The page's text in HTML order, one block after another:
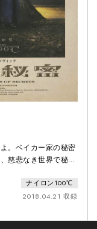
。ベイカー家の秘密
慈悲なき世界で秘密
ラリーノ・サンドロ
っとずっと昔の良き
ベイカー家の館。こ
ナイロン100℃
2018.04.21 収録